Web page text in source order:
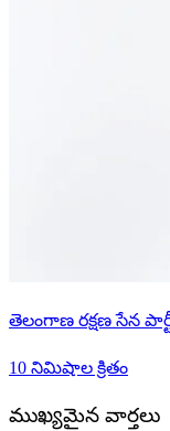
తెలంగాణ రక్షణ సేన
10 నిమిషాల క్రితం
ముఖ్యమైన వార్తలు